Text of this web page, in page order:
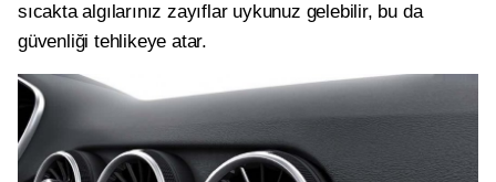
sıcakta algılarınız zayıflar uykunuz gelebilir, bu da
güvenliği tehlikeye atar.